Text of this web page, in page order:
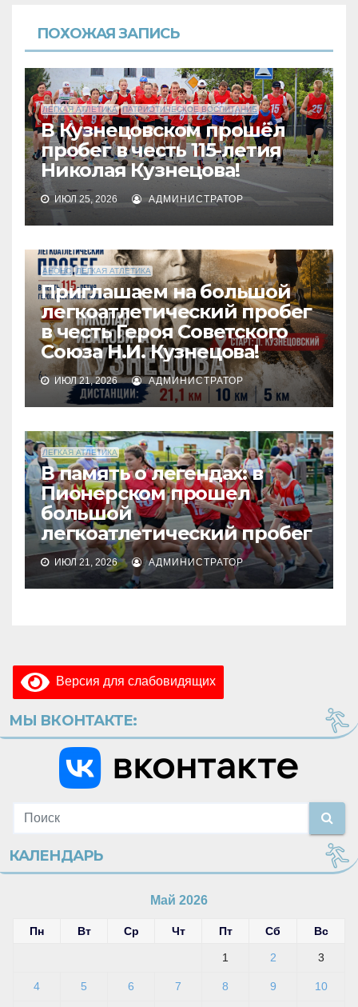
ПОХОЖАЯ ЗАПИСЬ
ЛЕГКАЯ АТЛЕТИКА ПАТРИОТИЧЕСКОЕ ВОСПИТАНИЕ
В Кузнецовском прошёл
пробег в честь 115-летия
Николая Кузнецова!
ИЮЛ 25, 2026 АДМИНИСТРАТОР
АНОНС ЛЕГКАЯ АТЛЕТИКА
Приглашаем на большой
легкоатлетический пробег
в честь Героя Советского
Союза Н.И. Кузнецова!
ИЮЛ 21, 2026 АДМИНИСТРАТОР
ЛЕГКАЯ АТЛЕТИКА
В память о легендах: в
Пионерском прошел
большой
легкоатлетический пробег
ИЮЛ 21, 2026 АДМИНИСТРАТОР
Версия для слабовидящих
МЫ ВКОНТАКТЕ:
КАЛЕНДАРЬ
Май 2026
Пн Вт Ср Чт Пт Сб Вс
1 2 3
4 5 6 7 8 9 10